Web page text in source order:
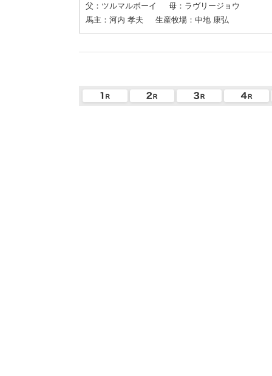
父：ツルマルボーイ
母：ラヴリージョウ
馬主：河内 孝夫
生産牧場：中地 康弘